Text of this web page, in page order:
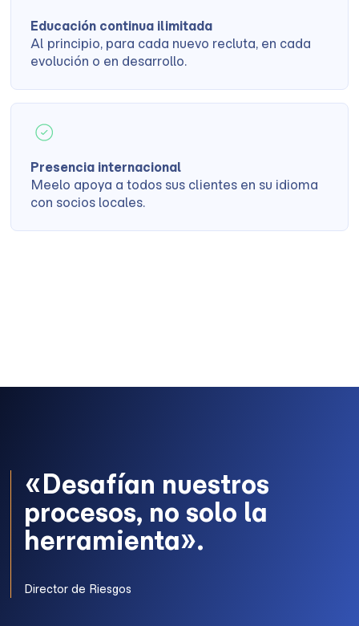
Educación continua ilimitada
Al principio, para cada nuevo recluta, en cada
evolución o en desarrollo.
Presencia internacional
Meelo apoya a todos sus clientes en su idioma
con socios locales.
«Desafían nuestros
procesos, no solo la
herramienta».
Director de Riesgos